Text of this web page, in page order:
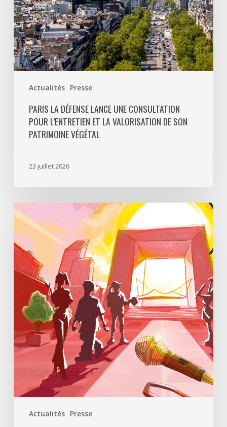
Actualités Presse
valorisation
de
son
patrimoine
végétal
PARIS LA DÉFENSE LANCE UNE CONSULTATION
POUR L’ENTRETIEN ET LA VALORISATION DE SON
PATRIMOINE VÉGÉTAL
23 juillet 2026
Actualités Presse
Paris
La
Défense
lance
«
Disparition
Défense
un
jeu
d’enquête
à
ciel